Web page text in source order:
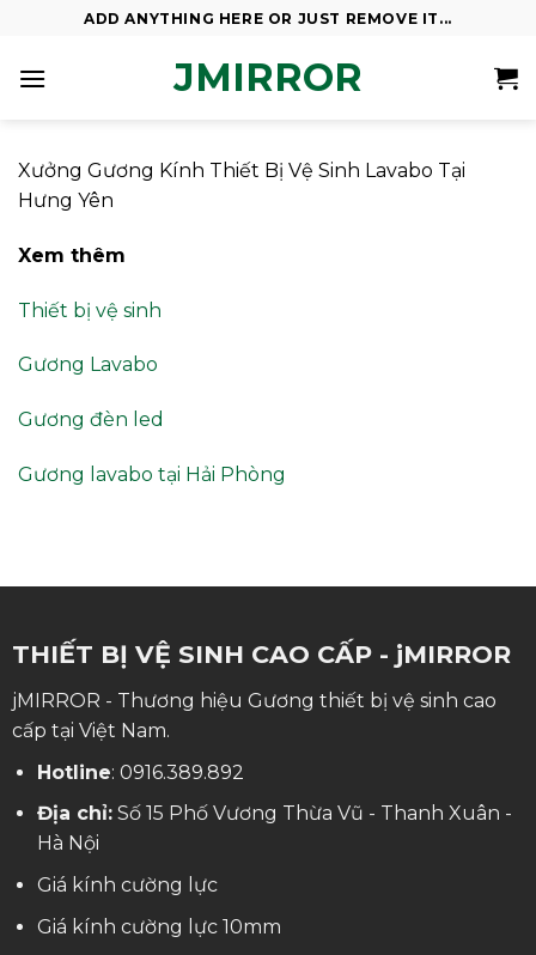
content
ADD ANYTHING HERE OR JUST REMOVE IT...
JMIRROR
Xưởng Gương Kính Thiết Bị Vệ Sinh Lavabo Tại
Hưng Yên
Xem thêm
Thiết bị vệ sinh
Gương Lavabo
Gương đèn led
Gương lavabo tại Hải Phòng
THIẾT BỊ VỆ SINH CAO CẤP - jMIRROR
jMIRROR - Thương hiệu Gương thiết bị vệ sinh cao
cấp tại Việt Nam.
Hotline: 0916.389.892
Địa chỉ:Số 15 Phố Vương Thừa Vũ - Thanh Xuân -
Hà Nội
Giá kính cường lực
Giá kính cường lực 10mm